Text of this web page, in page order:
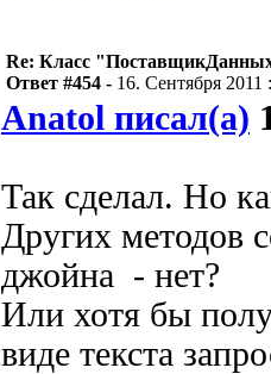
Re: Класс
Ответ #454 - 16. Сентября 2011
Anatol писал(а)
Так сделал. Но
Других методов
джойна - нет?
Или хотя бы
виде текста